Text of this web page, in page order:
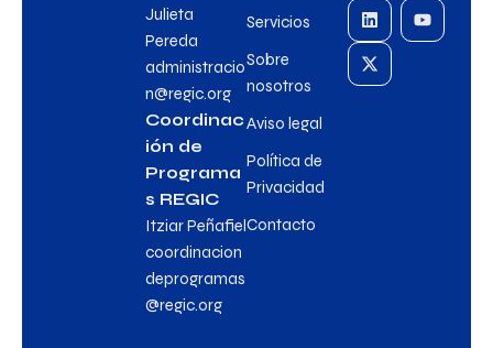
Julieta
Pereda
administracio
n@regic.org
Coordinac
ión de
Programa
s REGIC
Itziar Peñafiel
coordinacion
deprogramas
@regic.org
Servicios
Sobre
nosotros
Aviso legal
Política de
Privacidad
Contacto